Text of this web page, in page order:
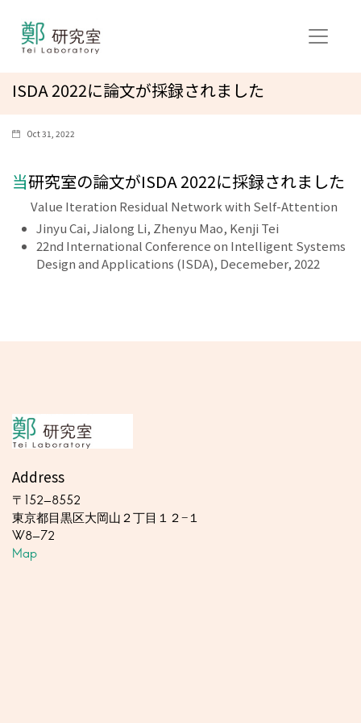
ISDA 2022に論文が採録されました
Oct 31, 2022
当研究室の論文がISDA 2022に採録されました
Value Iteration Residual Network with Self-Attention
Jinyu Cai, Jialong Li, Zhenyu Mao, Kenji Tei
22nd International Conference on Intelligent Systems
Design and Applications (ISDA), Decemeber, 2022
Address
〒152-8552
東京都目黒区大岡山２丁目１２−１
W8-72
Map